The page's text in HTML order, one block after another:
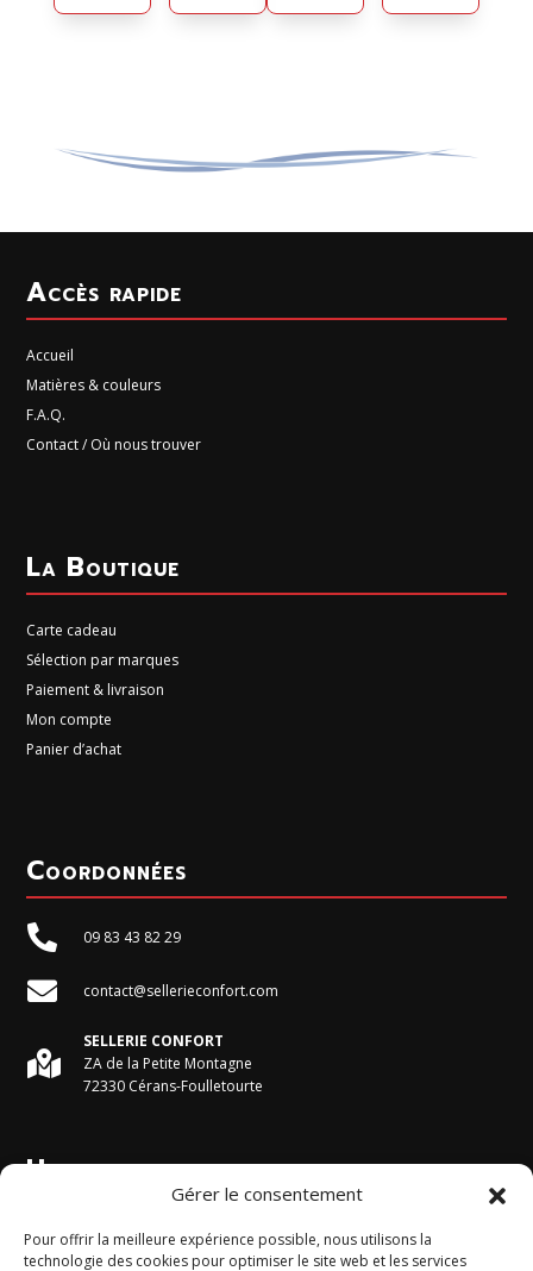
Gérer le consentement
Pour offrir la meilleure expérience possible, nous utilisons la
technologie des cookies pour optimiser le site web et les services
Accès rapide
Accueil
Matières & couleurs
F.A.Q.
Contact / Où nous trouver
La Boutique
Carte cadeau
Sélection par marques
Paiement & livraison
Mon compte
Panier d’achat
Coordonnées
 09 83 43 82 29
 contact@sellerieconfort.com

SELLERIE CONFORT
ZA de la Petite Montagne
72330 Cérans-Foulletourte
Horaires du magasin
Du Lundi au Vendredi :
9h - 12h et 13h30 - 17h30